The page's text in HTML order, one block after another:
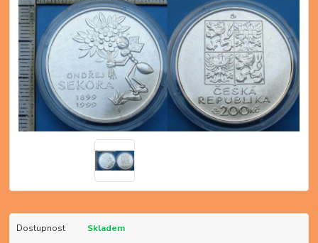
Dostupnost Skladem